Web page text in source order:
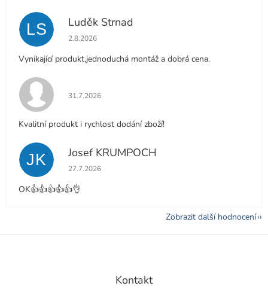
LS Luděk Strnad
Hodnocení obchodu je 5 z 5 hvězdiček.
2.8.2026
Vynikající produkt,jednoduchá montáž a dobrá cena.
Hodnocení obchodu je 5 z 5 hvězdiček.
31.7.2026
Kvalitní produkt i rychlost dodání zboží!
JK Josef KRUMPOCH
Hodnocení obchodu je 5 z 5 hvězdiček.
27.7.2026
OK👍👍👍👍👍👌
Zobrazit další hodnocení
Z
Kontakt